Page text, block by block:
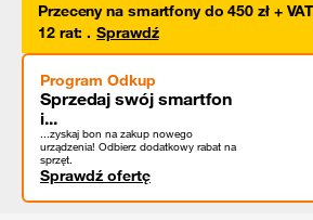
Przeceny na smartfony do 450 zł +
12 rat: . Sprawdź
Program Odkup
Sprzedaj swój smartfon
i...
...zyskaj bon na zakup nowego
urządzenia! Odbierz dodatkowy rabat na
sprzęt.
Sprawdź ofertę